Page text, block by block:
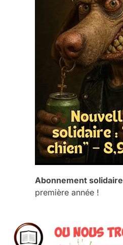
Abonnement solidaire
première année !